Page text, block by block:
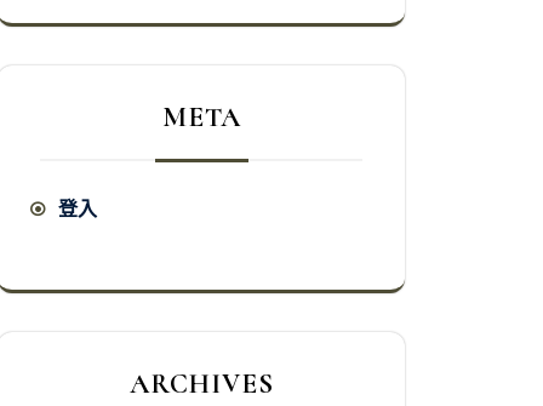
META
登入
ARCHIVES